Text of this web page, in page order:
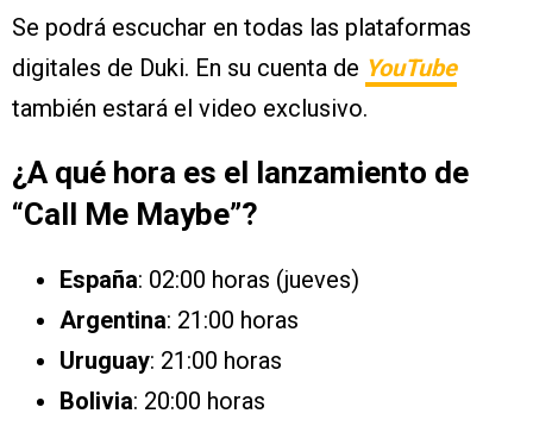
Se podrá escuchar en todas las plataformas
digitales de Duki. En su cuenta de YouTube
también estará el video exclusivo.
¿A qué hora es el lanzamiento de
“Call Me Maybe”?
España: 02:00 horas (jueves)
Argentina: 21:00 horas
Uruguay: 21:00 horas
Bolivia: 20:00 horas